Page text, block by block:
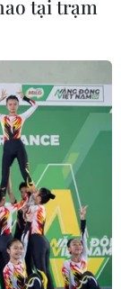
biến phức tạp
tại Hà Nội
tại trạm